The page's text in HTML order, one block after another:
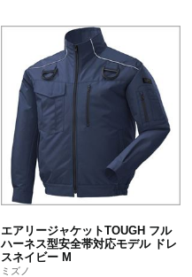
エアリージャケットTOUGH フル
ハーネス型安全帯対応モデル ドレ
スネイビー M
ミズノ